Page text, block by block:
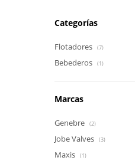
Categorías
Flotadores (7)
Bebederos (1)
Marcas
Genebre (2)
Jobe Valves (3)
Maxis (1)